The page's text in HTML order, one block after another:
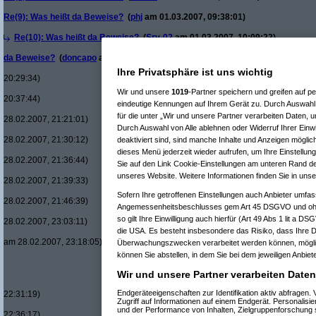
Re(9): Was heißt da Beweise? (phj am 01.03.2007, 09:38:01)
Re(10): Was heißt da Beweise?(Srv-02am 01.03.2007, 10:09:22)
da Beweise? (doncapo am 01.03.2007, 18:24:31)
20:29:34)
20:37:44)
28.02.2007, 21:21:01)
28.02.2007, 21:30:12)
28.02.2007, 21:36:44)
28.02.2007, 21:39:33)
28.02.2007, 21:46:39)
28.02.2007, 23:03:11)
am 28.02.2007, 23:18:05)
22:31:19)
Ihre Privatsphäre ist uns wichtig
Wir und unsere 1019-Partner speichern und greifen auf
eindeutige Kennungen auf Ihrem Gerät zu. Durch
für die unter „Wir und unsere Partner verarbeiten Daten,
Durch Auswahl von Alle ablehnen oder Widerruf Ihrer
deaktiviert sind, sind manche Inhalte und Anzeigen
dieses Menü jederzeit wieder aufrufen, um Ihre
Sie auf den Link Cookie-Einstellungen am unteren Rand
unseres Website. Weitere Informationen finden Sie in
Sofern Ihre getroffenen Einstellungen auch Anbieter
Angemessenheitsbeschlusses gem Art 45 DSGVO und
so gilt Ihre Einwilligung auch hierfür (Art 49 Abs 1 lit a
die USA. Es besteht insbesondere das Risiko, dass Ihre
Überwachungszwecken verarbeitet werden können,
können Sie abstellen, in dem Sie bei dem jeweiligen
Wir und unsere Partner verarbeiten
Endgeräteeigenschaften zur Identifikation aktiv
Zugriff auf Informationen auf einem Endgerät.
und der Performance von Inhalten,